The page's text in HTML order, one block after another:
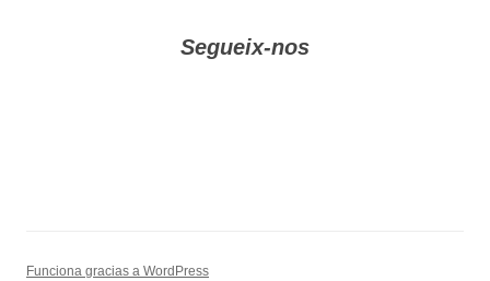
Segueix-nos
Funciona gracias a WordPress